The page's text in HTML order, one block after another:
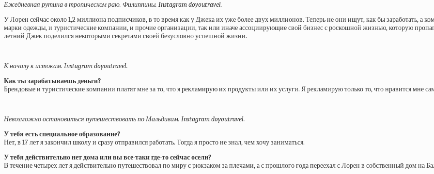
Ежедневная рутина в тропическом раю. Филиппины. Instagram doyoutravel.
У Лорен сейчас около 1,2 миллиона подписчиков, в то время как у Джека их уже более двух миллионов. Теперь не они ищут, как бы заработать, а
марки одежды, и туристические компании, и прочие организации, так или иначе ассоциирующие свой бизнес с роскошной жизнью, которую
летний Джек поделился некоторыми секретами своей безусловно успешной жизни.
К началу к истокам. Instagram doyoutravel.
Как ты зарабатываешь деньги?
Брендовые и туристические компании платят мне за то, что я рекламирую их продукты или их услуги. Я рекламирую только то, что нравится мне
Невозможно остановиться путешествовать по Мальдивам. Instagram doyoutravel.
У тебя есть специальное образование?
Нет, в 17 лет я закончил школу и сразу отправился работать. Тогда я просто не знал, чем хочу заниматься.
У тебя действительно нет дома или вы все-таки где-то сейчас осели?
В течение четырех лет я действительно путешествовал по миру с рюкзаком за плечами, а с прошлого года переехал с Лорен в собственный дом на